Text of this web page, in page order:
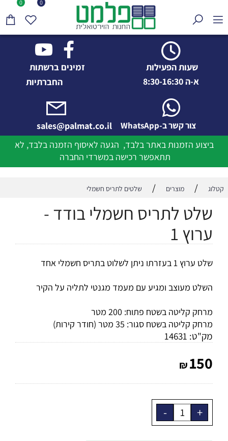
שעות הפעילות
א-ה 8:30-16:30
זמינים ברשתות
החברתיות
צור קשר ב-WhatsApp
sales@palmat.co.il
ביצוע הזמנות באתר בלבד, הגעה לאיסוף הזמנה בלבד, לא
תתאפשר רכישה במשרדי החברה
0 0
קטלוג / מוצרים / שלטים לתריס חשמלי
שלט לתריס חשמלי בודד -
ערוץ 1
שלט ערוץ 1 בעזרתו ניתן לשלוט בתריס חשמלי אחד
השלט מעוצב ומגיע עם מעמד מגנטי לתליה על הקיר
מרחק קליטה בשטח פתוח: 200 מטר
מרחק קליטה בשטח סגור: 35 מטר (חודר קירות)
מק"ט: 14631
₪150